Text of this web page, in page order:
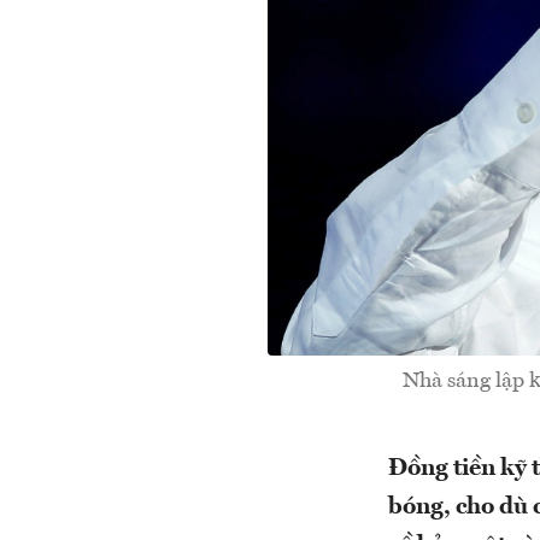
Nhà sáng lập
Đồng tiền kỹ
bóng, cho dù